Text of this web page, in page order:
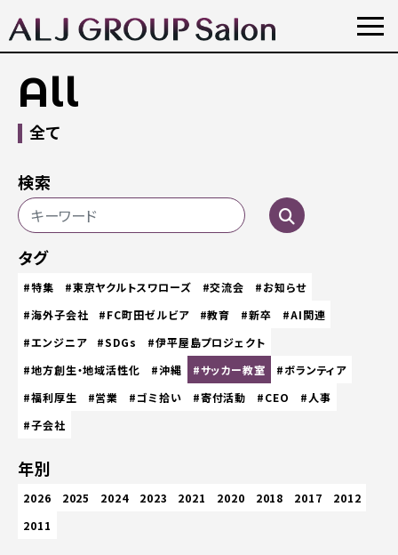
All
全て
検索
タグ
#特集 #東京ヤクルトスワローズ #交流会
#お知らせ
#海外子会社
#FC町田ゼルビア #教育 #新卒
#AI関連
#エンジニア
#SDGs
#伊平屋島プロジェクト
#地方創生・地域活性化
#沖縄 #サッカー教室
#ボランティア
#福利厚生
#営業 #ゴミ拾い #寄付活動 #CEO
#人事
#子会社
年別
2026 2025 2024 2023 2021 2020 2018 2017
2012
2011